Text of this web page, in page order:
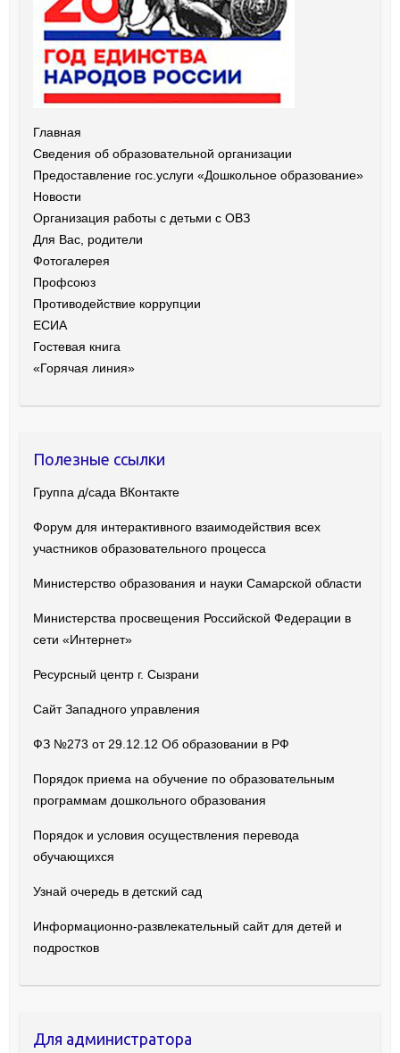
Главная
Сведения об образовательной организации
Предоставление гос.услуги «Дошкольное образование»
Новости
Организация работы с детьми с ОВЗ
Для Вас, родители
Фотогалерея
Профсоюз
Противодействие коррупции
ЕСИА
Гостевая книга
«Горячая линия»
Полезные ссылки
Группа д/сада ВКонтакте
Форум для интерактивного взаимодействия всех
участников образовательного процесса
Министерство образования и науки Самарской области
Министерства просвещения Российской Федерации в
сети «Интернет»
Ресурсный центр г. Сызрани
Сайт Западного управления
ФЗ №273 от 29.12.12 Об образовании в РФ
Порядок приема на обучение по образовательным
программам дошкольного образования
Порядок и условия осуществления перевода
обучающихся
Узнай очередь в детский сад
Информационно-развлекательный сайт для детей и
подростков
Для администратора